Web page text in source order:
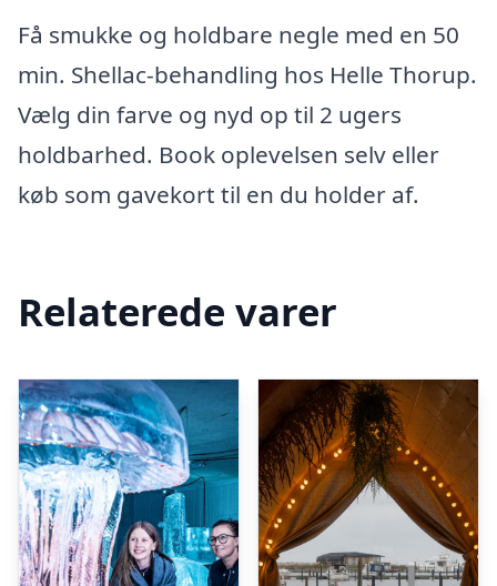
Få smukke og holdbare negle med en 50
min. Shellac-behandling hos Helle Thorup.
Vælg din farve og nyd op til 2 ugers
holdbarhed. Book oplevelsen selv eller
køb som gavekort til en du holder af.
Relaterede varer